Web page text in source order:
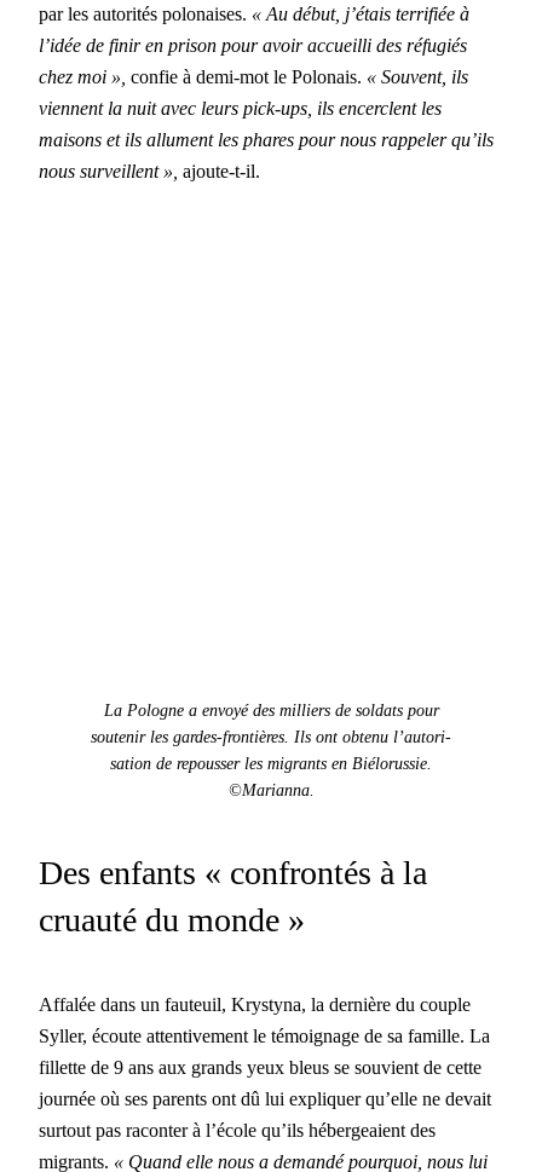
par les autorités polon­ais­es. « Au début, j’étais ter­ri­fiée à
l’idée de finir en prison pour avoir accueil­li des réfugiés
chez moi », con­fie à demi-mot le Polon­ais. « Sou­vent, ils
vien­nent la nuit avec leurs pick-ups, ils encer­clent les
maisons et ils allu­ment les phares pour nous rap­pel­er qu’ils
nous sur­veil­lent », ajoute-t-il.
La Pologne a envoyé des mil­liers de sol­dats pour
soutenir les gardes-fron­tières. Ils ont obtenu l’au­tori­
sa­tion de repouss­er les migrants en Biélorussie.
©Mar­i­an­na.
Des enfants « confrontés à la
cruauté du monde »
Affalée dans un fau­teuil, Krysty­na, la dernière du cou­ple
Syller, écoute atten­tive­ment le témoignage de sa famille. La
fil­lette de 9 ans aux grands yeux bleus se sou­vient de cette
journée où ses par­ents ont dû lui expli­quer qu’elle ne devait
surtout pas racon­ter à l’école qu’ils hébergeaient des
migrants. « Quand elle nous a demandé pourquoi, nous lui